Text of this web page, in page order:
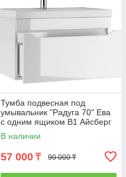
Тумба подвесная под
умывальник "Радуга 70" Ева
с одним ящиком В1 Айсберг
В наличии
57 000 ₸ 90 000 ₸